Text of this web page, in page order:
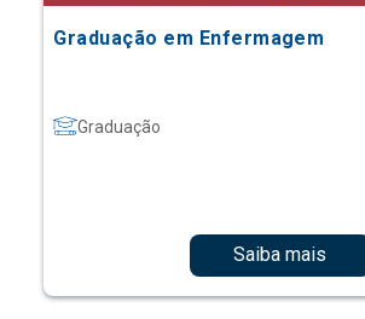
Graduação em Enfermagem
Graduação
Saiba mais